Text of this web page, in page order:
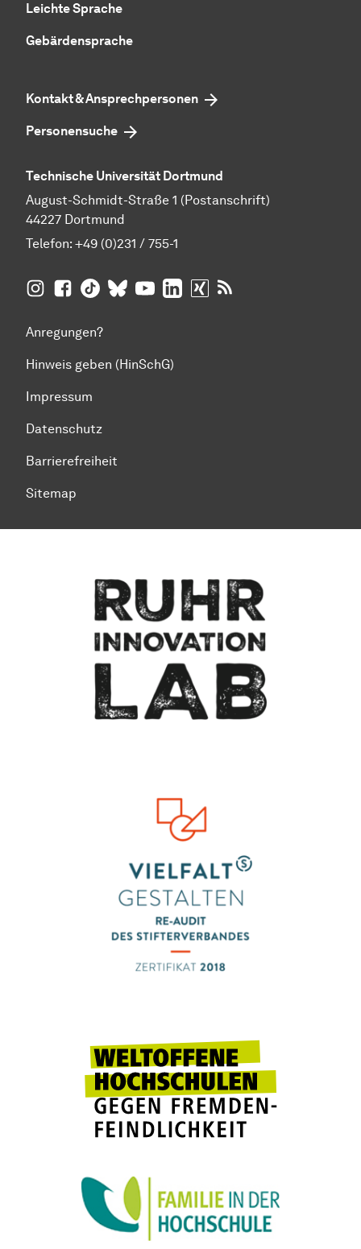
Leichte Sprache
Gebärdensprache
Kontakt & Ansprechpersonen
Personensuche
Technische Universität Dortmund
August-Schmidt-Straße 1 (Postanschrift)
44227 Dortmund
Telefon: +49 (0)231 / 755-1
TU Dortmund aufInsta­gram
TU Dortmund auf Facebook
TU Dortmund auf TikTok
TU Dortmund auf BlueSky
TU Dortmund auf YouTube
TU Dortmund auf LinkedIn
TU Dortmund auf XING
Anregungen?
Hinweis geben (HinSchG)
Impressum
Datenschutz
Barrierefreiheit
Sitemap